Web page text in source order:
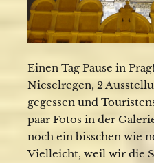
Einen Tag Pause in
Nieselregen, 2
gegessen und
paar Fotos in der
noch ein bisschen wie
Vielleicht, weil wir die